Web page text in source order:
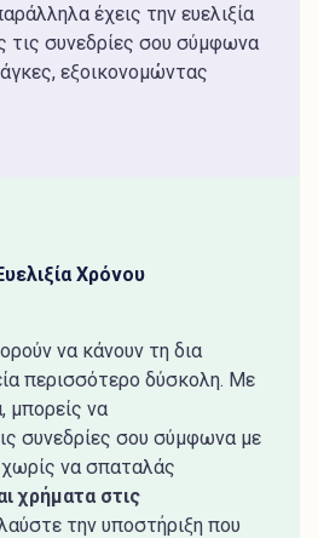
έχεις την ευελιξία
τις συνεδρίες σου σύμφωνα
εξοικονομώντας
Χρόνου
να κάνουν τη δια
περισσότερο δύσκολη. Με
μπορείς να
συνεδρίες σου σύμφωνα με
να σπαταλάς
χρήματα στις
την υποστήριξη που